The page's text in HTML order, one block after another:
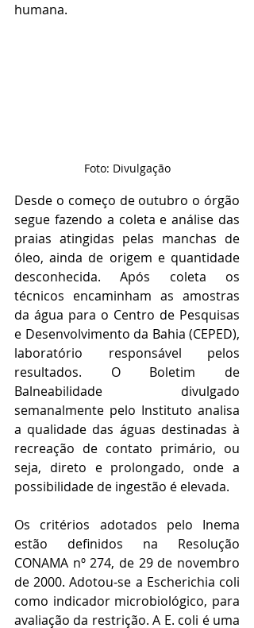
humana.
Foto: Divulgação
Desde o começo de outubro o órgão
segue fazendo a coleta e análise das
praias atingidas pelas manchas de
óleo, ainda de origem e quantidade
desconhecida. Após coleta os
técnicos encaminham as amostras
da água para o Centro de Pesquisas
e Desenvolvimento da Bahia (CEPED),
laboratório responsável pelos
resultados. O Boletim de
Balneabilidade divulgado
semanalmente pelo Instituto analisa
a qualidade das águas destinadas à
recreação de contato primário, ou
seja, direto e prolongado, onde a
possibilidade de ingestão é elevada.
Os critérios adotados pelo Inema
estão definidos na Resolução
CONAMA nº 274, de 29 de novembro
de 2000. Adotou-se a Escherichia coli
como indicador microbiológico, para
avaliação da restrição. A E. coli é uma